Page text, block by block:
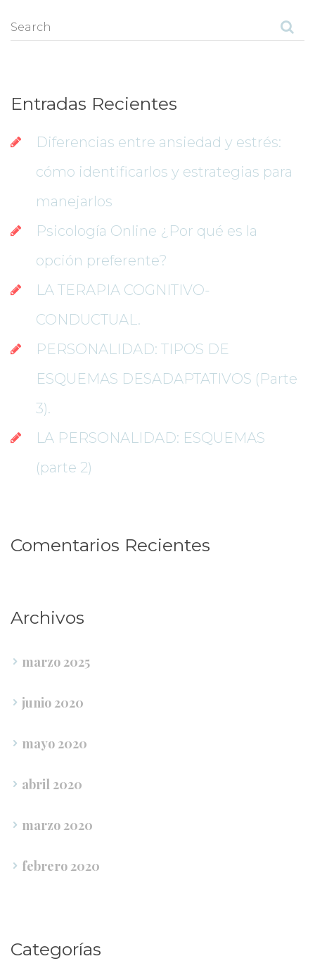
Entradas Reciente
Diferencias entre ansiedad y estrés:
cómo identificarlos y estrategias para
manejarlo
Psicología Online ¿Por qué es la
opción preferente?
LA TERAPIA COGNITIVO-
CONDUCTUAL.
PERSONALIDAD: TIPOS DE
ESQUEMAS DESADAPTATIVOS (Parte
3).
LA PERSONALIDAD: ESQUEMAS
(parte 2)
Comentarios Reciente
Archivo
marzo 2025
junio 2020
mayo 2020
abril 2020
marzo 2020
febrero 2020
Categoría